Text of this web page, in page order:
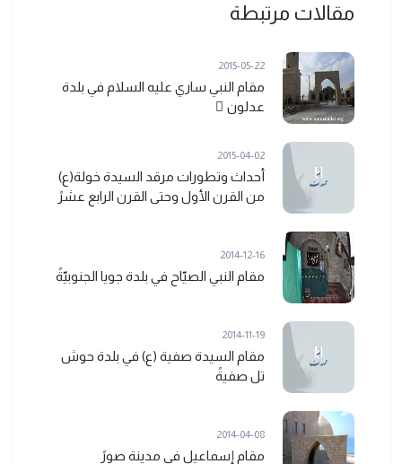
مقالات مرتبطة
2015-05-22
مقام النبي ساري عليه السلام في بلدة
عدلون ً
2015-04-02
أحداث وتطورات مرقد السيدة خولة(ع)
من القرن الأول وحتى القرن الرابع عشرً
2014-12-16
مقام النبي الصيّاح في بلدة جويا الجنوبيّةً
2014-11-19
مقام السيدة صفية (ع) في بلدة حوش
تل صفيةً
2014-04-08
مقام إسماعيل في مدينة صورً